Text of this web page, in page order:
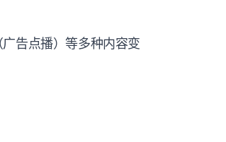
告点播）等多种内容变